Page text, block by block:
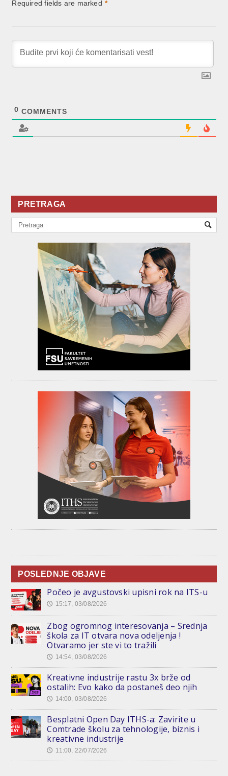
Required fields are marked *
0 COMMENTS
PRETRAGA
POSLEDNJE OBJAVE
Počeo je avgustovski upisni rok na ITS-u
🕔 15:17, 03/08/2026
Zbog ogromnog interesovanja – Srednja
škola za IT otvara nova odeljenja !
Otvaramo jer ste vi to tražili
🕔 14:54, 03/08/2026
Kreativne industrije rastu 3x brže od
ostalih: Evo kako da postaneš deo njih
🕔 14:00, 03/08/2026
Besplatni Open Day ITHS-a: Zavirite u
Comtrade školu za tehnologije, biznis i
kreativne industrije
🕔 11:00, 22/07/2026